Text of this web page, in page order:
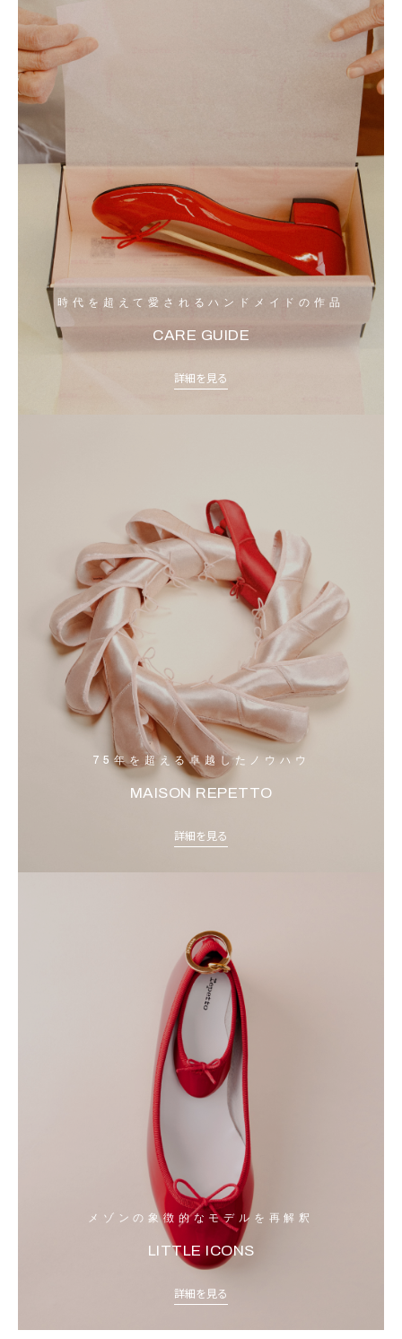
時代を超えて愛されるハンドメイドの作品
CARE GUIDE
詳細を見る
75年を超える卓越したノウハウ
MAISON REPETTO
詳細を見る
メゾンの象徴的なモデルを再解釈
LITTLE ICONS
詳細を見る